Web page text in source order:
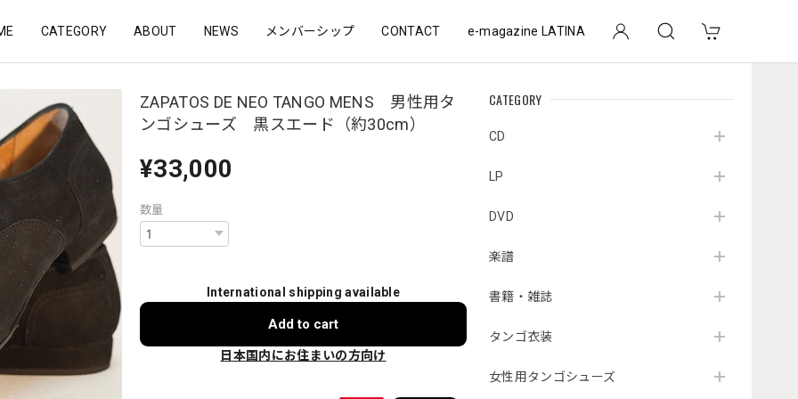
CATEGORY ABOUT NEWS メンバーシップ CONTACT e-magazine LATINA
CATEGORY
CD
LP
DVD
楽譜
書籍・雑誌
タンゴ衣装
女性用タンゴシューズ
ZAPATOS DE NEO TANGO MENS 男性用タ
ンゴシューズ 黒スエード（約30cm）
¥33,000
数量
International shipping available
Add to cart
日本国内にお住まいの方向け